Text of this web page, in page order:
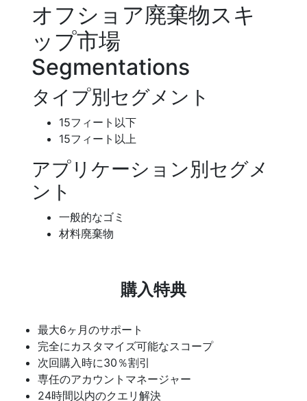
オフショア廃棄物スキ
ップ市場
Segmentations
タイプ別セグメント
15フィート以下
15フィート以上
アプリケーション別セグメ
ント
一般的なゴミ
材料廃棄物
購入特典
最大6ヶ月のサポート
完全にカスタマイズ可能なスコープ
次回購入時に30％割引
専任のアカウントマネージャー
24時間以内のクエリ解決